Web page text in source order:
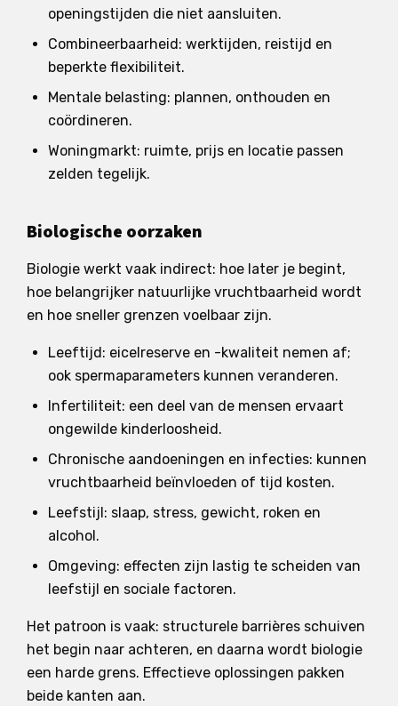
openingstijden die niet aansluiten.
Combineerbaarheid: werktijden, reistijd en
beperkte flexibiliteit.
Mentale belasting: plannen, onthouden en
coördineren.
Woningmarkt: ruimte, prijs en locatie passen
zelden tegelijk.
Biologische oorzaken
Biologie werkt vaak indirect: hoe later je begint,
hoe belangrijker natuurlijke vruchtbaarheid wordt
en hoe sneller grenzen voelbaar zijn.
Leeftijd: eicelreserve en -kwaliteit nemen af;
ook spermaparameters kunnen veranderen.
Infertiliteit: een deel van de mensen ervaart
ongewilde kinderloosheid.
Chronische aandoeningen en infecties: kunnen
vruchtbaarheid beïnvloeden of tijd kosten.
Leefstijl: slaap, stress, gewicht, roken en
alcohol.
Omgeving: effecten zijn lastig te scheiden van
leefstijl en sociale factoren.
Het patroon is vaak: structurele barrières schuiven
het begin naar achteren, en daarna wordt biologie
een harde grens. Effectieve oplossingen pakken
beide kanten aan.